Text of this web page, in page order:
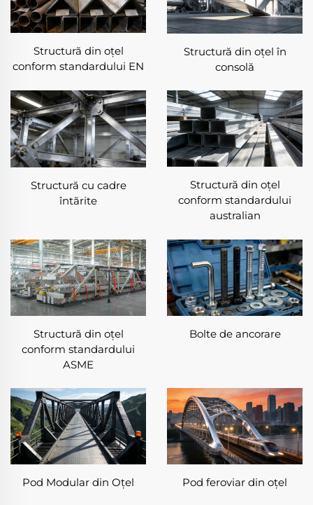
Structură din oțel
conform standardului EN
Structură din oțel în
consolă
Structură cu cadre
întărite
Structură din oțel
conform standardului
australian
Structură din oțel
conform standardului
ASME
Bolte de ancorare
Pod Modular din Oțel Pod feroviar din oțel